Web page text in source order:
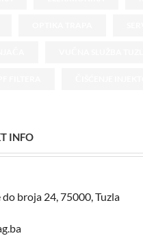
INFO
do broja 24, 75000, Tuzla